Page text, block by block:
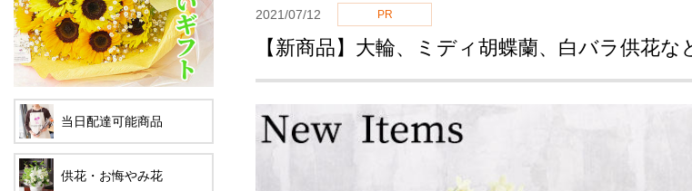
2021/07/12 PR
【新商品】大輪、ミディ胡蝶蘭、白バラ供花な
当日配達可能商品
供花・お悔やみ花